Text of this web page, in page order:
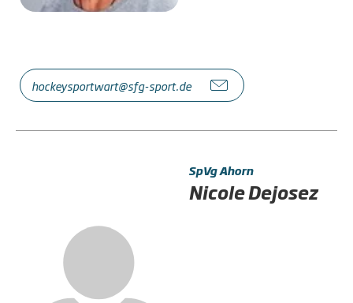
hockeysportwart@sfg-sport.de
SpVg Ahorn
Nicole Dejosez